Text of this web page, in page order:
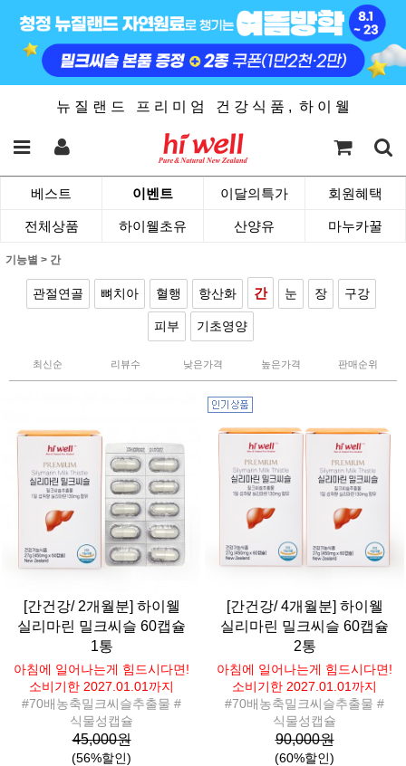
뉴 질 랜 드 프 리 미 엄 건 강 식 품 , 하 이 웰
베스트 이벤트 이달의특가 회원혜택
전체상품 하이웰초유 산양유 마누카꿀
기능별 > 간
관절연골 뼈치아 혈행 항산화 간 눈 장 구강
피부 기초영양
최신순 리뷰수 낮은가격 높은가격 판매순위
[간건강/ 2개월분] 하이웰
실리마린 밀크씨슬 60캡슐
1통
아침에 일어나는게 힘드시다면!
소비기한 2027.01.01까지
#70배농축밀크씨슬추출물 #
식물성캡슐
45,000원
(56%할인)
[간건강/ 4개월분] 하이웰
실리마린 밀크씨슬 60캡슐
2통
아침에 일어나는게 힘드시다면!
소비기한 2027.01.01까지
#70배농축밀크씨슬추출물 #
식물성캡슐
90,000원
(60%할인)